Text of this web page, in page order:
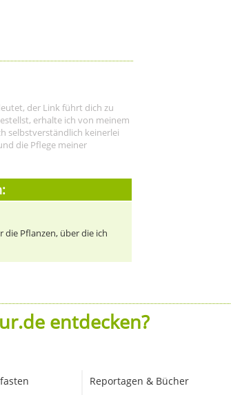
der Link führt dich zu
erhalte ich von meinem
selbstverständlich keinerlei
die Pflege meiner
die Pflanzen, über die ich
entdecken?
Reportagen & Bücher